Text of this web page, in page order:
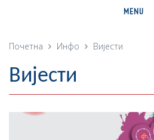
MENU
О ОПШТИНИ
Историја
Географија
Почетна Инфо Вијести
Вијести